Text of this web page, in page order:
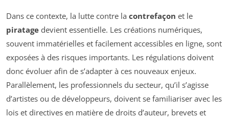
Dans ce contexte, la lutte contre la contrefaçon et le
piratage devient essentielle. Les créations numériques,
souvent immatérielles et facilement accessibles en ligne, sont
exposées à des risques importants. Les régulations doivent
donc évoluer afin de s’adapter à ces nouveaux enjeux.
Parallèlement, les professionnels du secteur, qu’il s’agisse
d’artistes ou de développeurs, doivent se familiariser avec les
lois et directives en matière de droits d’auteur, brevets et